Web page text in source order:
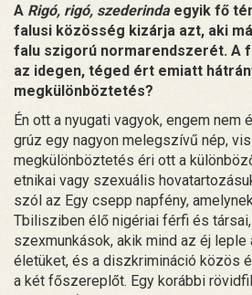
A Rigó, rigó, szederindaegyik fő
falusi közösség kizárja azt, aki
falu szigorú normarendszerét. A
az idegen, téged ért emiatt
megkülönböztetés?
Én ott a nyugati vagyok, engem nem
grúz egy nagyon melegszívű nép,
megkülönböztetés éri ott a
etnikai vagy szexuális
szól az Egy csepp napfény,
Tbilisziben élő nigériai férfi és
szexmunkások, akik mind az éj leple
életüket, és a diszkrimináció közös
a két főszereplőt. Egy korábbi